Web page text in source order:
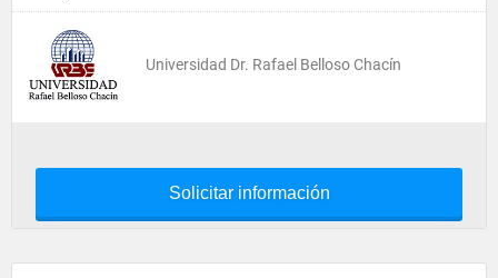
Universidad Dr. Rafael Belloso Chacín
Solicitar información